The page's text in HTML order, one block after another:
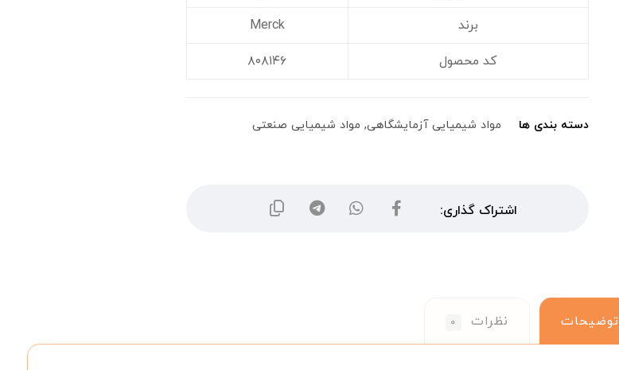
برند Merck
کد محصول ۸۰۸۱۴۶
دسته بندی ها مواد شیمیایی آزمایشگاهی, مواد شیمیایی صنعتی
توضیحات نظرات ۰